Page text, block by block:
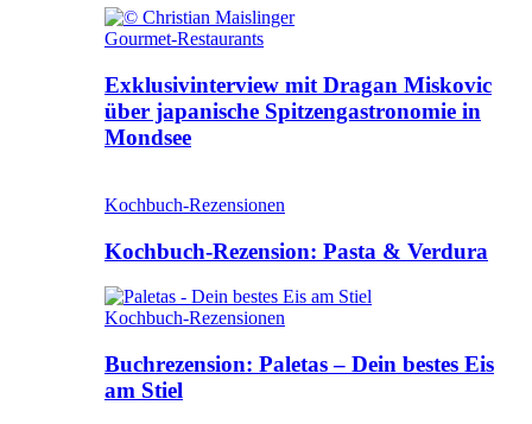
Gourmet-Restaurants
Exklusivinterview mit Dragan Miskovic
über japanische Spitzengastronomie in
Mondsee
Kochbuch-Rezensionen
Kochbuch-Rezension: Pasta & Verdura
Kochbuch-Rezensionen
Buchrezension: Paletas – Dein bestes Eis
am Stiel